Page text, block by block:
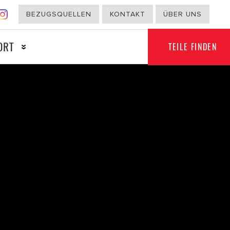
BEZUGSQUELLEN KONTAKT ÜBER UNS
TEILE FINDEN